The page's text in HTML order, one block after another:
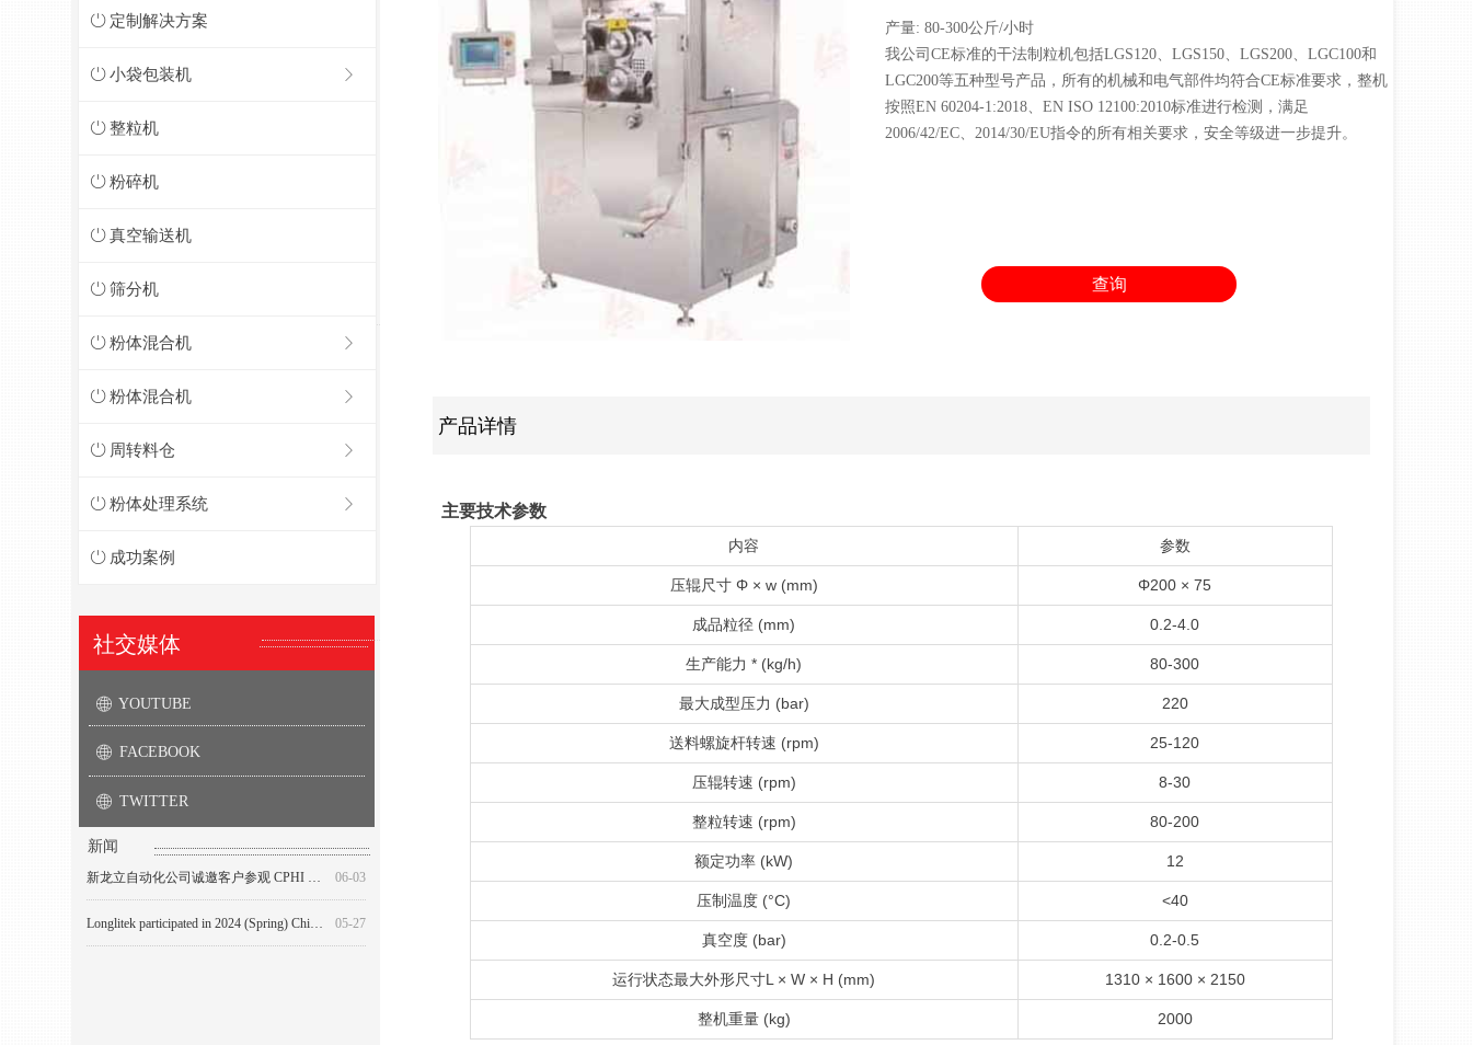
ꀑ 定制解决方案
ꀑ 小袋包装机 ꁕ
ꀑ 整粒机
ꀑ 粉碎机
ꀑ 真空输送机
ꀑ 筛分机
ꀑ 粉体混合机 ꁕ
ꀑ 粉体混合机 ꁕ
ꀑ 周转料仓 ꁕ
ꀑ 粉体处理系统 ꁕ
ꀑ 成功案例
社交媒体
ꄓ YOUTUBE
ꄓ FACEBOOK
ꄓ TWITTER
新闻
第59届 (秋季2020) 全国制药机械博览会
产量: 80-300公斤/小时
我公司CE标准的干法制粒机包括LGS120、LGS150、LGS200、LGC100和
LGC200等五种型号产品，所有的机械和电气部件均符合CE标准要求，整机
按照EN 60204-1:2018、EN ISO 12100:2010标准进行检测，满足
2006/42/EC、2014/30/EU指令的所有相关要求，安全等级进一步提升。
产品详情
主要技术参数
内容 参数
压辊尺寸 Φ × w (mm) Φ200 × 75
成品粒径 (mm) 0.2-4.0
生产能力 * (kg/h) 80-300
最大成型压力 (bar) 220
送料螺旋杆转速 (rpm) 25-120
压辊转速 (rpm) 8-30
整粒转速 (rpm) 80-200
额定功率 (kW) 12
压制温度 (°C) <40
真空度 (bar) 0.2-0.5
运行状态最大外形尺寸L × W × H (mm) 1310 × 1600 × 2150
整机重量 (kg) 2000
查询